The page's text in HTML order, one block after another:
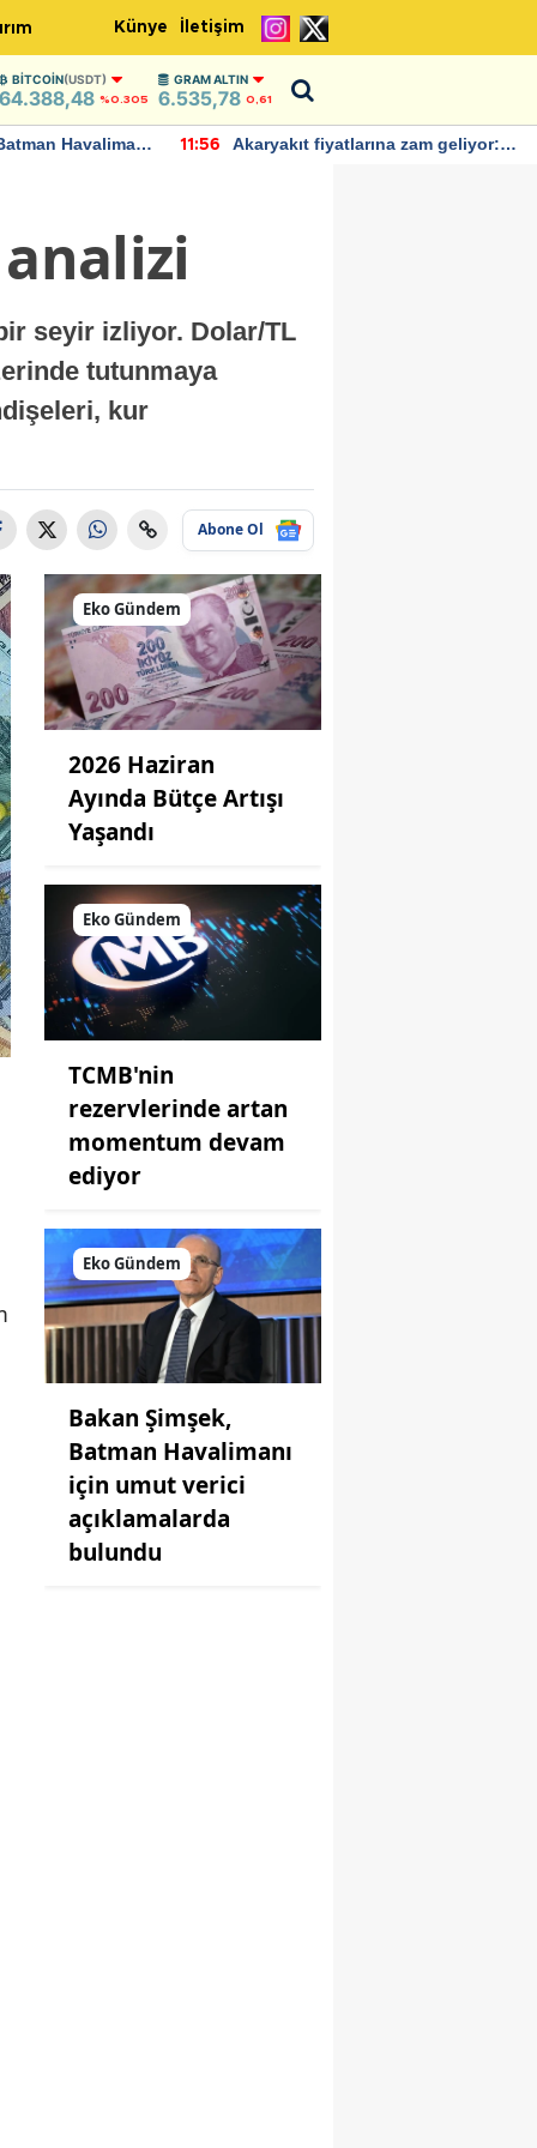
Künye İletişim
BITCOIN(USDT)
64.388,48 %0.305
GRAM ALTIN
6.535,78 0,61
Havalimanı
11:56
Akaryakıt fiyatlarına zam geliyor:
seyir izliyor. Dolar/TL
tutunmaya
kur
Abone Ol
Eko Gündem
2026 Haziran
Ayında Bütçe Artışı
Yaşandı
Eko Gündem
TCMB'nin
rezervlerinde artan
momentum devam
ediyor
Eko Gündem
Bakan Şimşek,
Batman Havalimanı
için umut verici
açıklamalarda
bulundu